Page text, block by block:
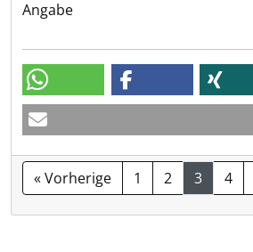
Angabe
« Vorherige 1 2 3 4